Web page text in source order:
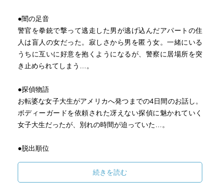
●闇の足音
警官を拳銃で撃って逃走した男が逃げ込んだアパートの住
人は盲人の女だった。寂しさから男を匿う女。一緒にいる
うちに互いに好意を抱くようになるが、警察に居場所を突
き止められてしまう…。
●探偵物語
お転婆な女子大生がアメリカへ発つまでの4日間のお話し。
ボディーガードを依頼された冴えない探偵に魅かれていく
女子大生だったが、別れの時間が迫っていた…。
●脱出順位
開いていた高層ビルが火事になり、参加者を脱出させるこ
とになるが、その順番を決める役を任されるが…。
続きを読む